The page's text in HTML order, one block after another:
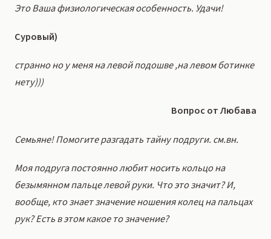
Это Ваша физиологическая особенность. Удачи!
Суровый)
странно но у меня на левой подошве ,на левом ботинке
нету)))
Вопрос от Любава
Семьяне! Помогите разгадать тайну подруги. см.вн.
Моя подруга постоянно любит носить кольцо на
безымянном пальце левой руки. Что это значит? И,
вообще, кто знает значение ношения колец на пальцах
рук? Есть в этом какое то значение?